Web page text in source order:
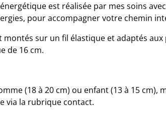
est réalisée par mes soins
pour accompagner votre chemin
montés sur un fil élastique et adaptés aux
de 16 cm.
(18 à 20 cm) ou enfant (13 à 15 cm),
via la rubrique contact.